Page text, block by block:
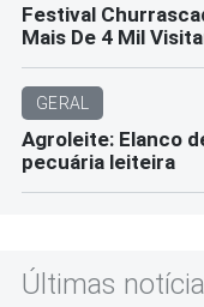
Festival
Mais De 4 Mil
GERAL
Agroleite: Elanco
pecuária leiteira
Últimas